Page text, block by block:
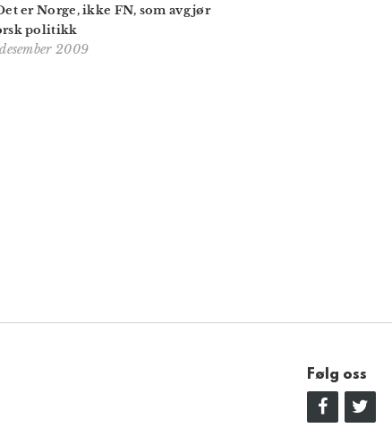
er Norge, ikke FN, som avgjør
politikk
2009
Følg oss